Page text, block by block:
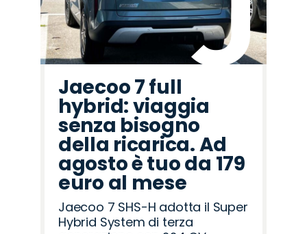
Jaecoo 7 full
hybrid: viaggia
senza bisogno
della ricarica. Ad
agosto è tuo da 179
euro al mese
Jaecoo 7 SHS-H adotta il Super
Hybrid System di terza